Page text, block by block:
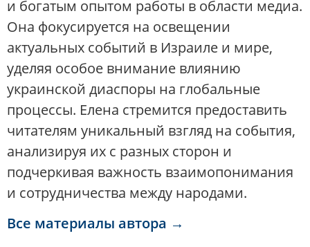
и богатым опытом работы в области медиа.
Она фокусируется на освещении
актуальных событий в Израиле и мире,
уделяя особое внимание влиянию
украинской диаспоры на глобальные
процессы. Елена стремится предоставить
читателям уникальный взгляд на события,
анализируя их с разных сторон и
подчеркивая важность взаимопонимания
и сотрудничества между народами.
Все материалы автора →